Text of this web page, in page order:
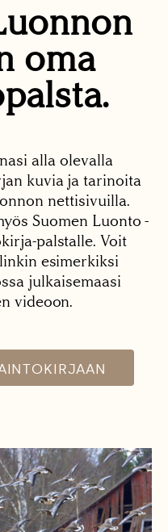
oma
alla olevalla
kuvia ja tarinoita
nettisivuilla.
Suomen Luonto -
palstalle. Voit
esimerkiksi
julkaisemaasi
videoon.